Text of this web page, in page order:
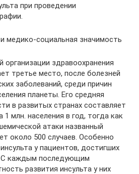
при проведении
медико-социальная значимость
здравоохранения
третье место, после болезней
заболеваний, среди причин
планеты. Его средняя
в развитых странах составляет
1 млн. населения в год, тогда как
атаки названный
около 500 случаев. Особенно
у пациентов, достигших
С каждым последующим
развития инсульта у них